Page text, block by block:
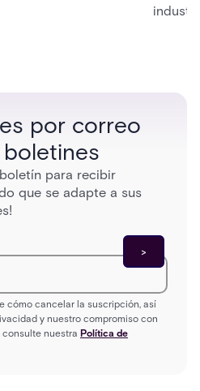
por correo
para recibir
que se adapte a sus
cómo cancelar la suscripción, así
y nuestro compromiso con
nuestra Política de